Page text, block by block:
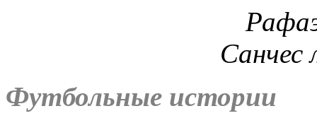
Футбольные истории